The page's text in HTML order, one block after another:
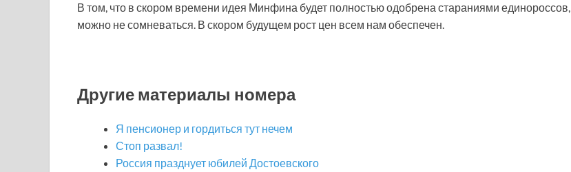
В том, что в скором времени идея Минфина будет полностью одобрена стараниями единороссов,
можно не сомневаться. В скором будущем рост цен всем нам обеспечен.
Другие материалы номера
Я пенсионер и гордиться тут нечем
Стоп развал!
Россия празднует юбилей Достоевского